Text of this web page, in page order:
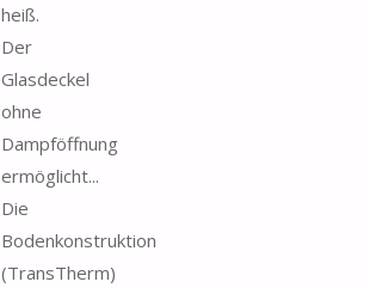
heiß.
Der
Glasdeckel
ohne
Dampföffnung
ermöglicht...
Die
Bodenkonstruktion
(TransTherm)